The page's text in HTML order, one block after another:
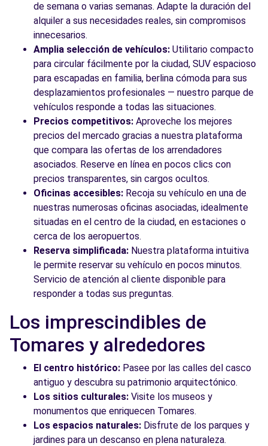
CALLE DEL MOTOR, 1
Sevilla, 41007
Ver agencia
Ver todas las agencias
de semana o varias semanas. Adapte la duración del
alquiler a sus necesidades reales, sin compromisos
innecesarios.
Amplia selección de vehículos: Utilitario compacto
para circular fácilmente por la ciudad, SUV espacioso
para escapadas en familia, berlina cómoda para sus
desplazamientos profesionales — nuestro parque de
vehículos responde a todas las situaciones.
Precios competitivos: Aproveche los mejores
precios del mercado gracias a nuestra plataforma
que compara las ofertas de los arrendadores
asociados. Reserve en línea en pocos clics con
precios transparentes, sin cargos ocultos.
Oficinas accesibles: Recoja su vehículo en una de
nuestras numerosas oficinas asociadas, idealmente
situadas en el centro de la ciudad, en estaciones o
cerca de los aeropuertos.
Reserva simplificada: Nuestra plataforma intuitiva
le permite reservar su vehículo en pocos minutos.
Servicio de atención al cliente disponible para
responder a todas sus preguntas.
Los imprescindibles de
Tomares y alrededores
El centro histórico: Pasee por las calles del casco
antiguo y descubra su patrimonio arquitectónico.
Los sitios culturales: Visite los museos y
monumentos que enriquecen Tomares.
Los espacios naturales: Disfrute de los parques y
jardines para un descanso en plena naturaleza.